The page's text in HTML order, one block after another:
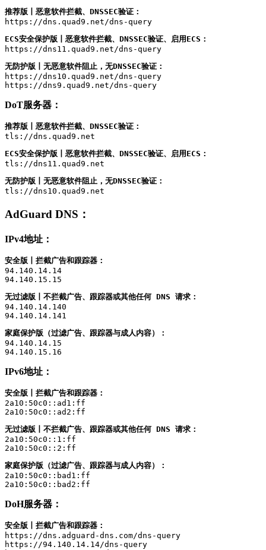
推荐版丨恶意软件拦截、DNSSEC验证：
https://dns.quad9.net/dns-query
ECS安全保护版丨恶意软件拦截、DNSSEC验证、启用ECS：
https://dns11.quad9.net/dns-query
无防护版丨无恶意软件阻止，无DNSSEC验证：
https://dns10.quad9.net/dns-query
https://dns9.quad9.net/dns-query
DoT服务器：
推荐版丨恶意软件拦截、DNSSEC验证：
tls://dns.quad9.net
ECS安全保护版丨恶意软件拦截、DNSSEC验证、启用ECS：
tls://dns11.quad9.net
无防护版丨无恶意软件阻止，无DNSSEC验证：
tls://dns10.quad9.net
AdGuard DNS ：
IPv4地址：
安全版丨拦截广告和跟踪器：
94.140.14.14
94.140.15.15
无过滤版丨不拦截广告、跟踪器或其他任何 DNS 请求：
94.140.14.140
94.140.14.141
家庭保护版（过滤广告、跟踪器与成人内容）：
94.140.14.15
94.140.15.16
IPv6地址：
安全版丨拦截广告和跟踪器：
2a10:50c0::ad1:ff
2a10:50c0::ad2:ff
无过滤版丨不拦截广告、跟踪器或其他任何 DNS 请求：
2a10:50c0::1:ff
2a10:50c0::2:ff
家庭保护版（过滤广告、跟踪器与成人内容）：
2a10:50c0::bad1:ff
2a10:50c0::bad2:ff
DoH服务器：
安全版丨拦截广告和跟踪器：
https://dns.adguard-dns.com/dns-query
https://94.140.14.14/dns-query